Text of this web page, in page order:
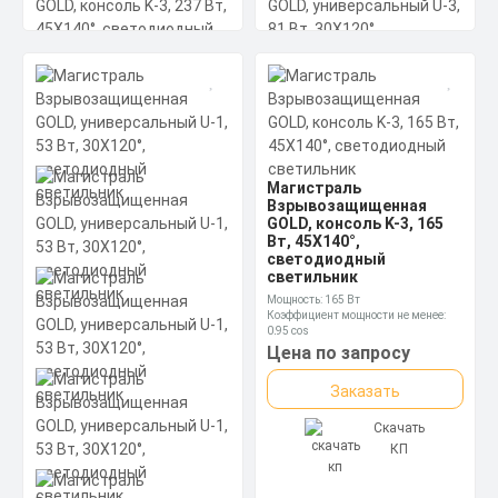
Код товара - 13-0036
Магистраль
Взрывозащищенная
GOLD, консоль K-3, 237
Вт, 45X140°,
светодиодный
Мощность: 237 Вт
Коэффициент мощности не менее:
Материал корпуса:
Экструдированный алюминиевый
вторичная оптика из акрила (ПММА)
с силиконовой прокладкой.
Цена по запросу
Заказать
Скачать
КП
Код товара - 13-0025
Магистраль
Взрывозащищенная
GOLD, универсальный U-
3, 81 Вт, 30X120°,
светодиодный
светильник
Магистраль
Взрывозащищенная
GOLD, консоль K-3, 165
Вт, 45X140°,
светодиодный
светильник
Мощность: 165 Вт
Коэффициент мощности не менее:
0,95 cos
Материал корпуса:
Экструдированный алюминиевый
профиль (анодированный),
вторичная оптика из акрила (ПММА)
с силиконовой прокладкой.
Цена по запросу
Заказать
Скачать
КП